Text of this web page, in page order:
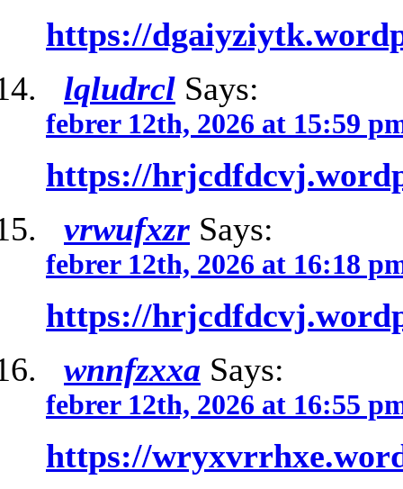
https://
lqludrcl Says:
febrer 12th, 2026 at 15:59
https://
vrwufxzr Says:
febrer 12th, 2026 at 16:18
https://
wnnfzxxa Says:
febrer 12th, 2026 at 16:55
https://